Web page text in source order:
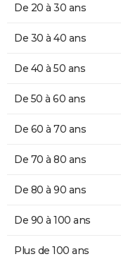
De 20 à 30 ans
De 30 à 40 ans
De 40 à 50 ans
De 50 à 60 ans
De 60 à 70 ans
De 70 à 80 ans
De 80 à 90 ans
De 90 à 100 ans
Plus de 100 ans